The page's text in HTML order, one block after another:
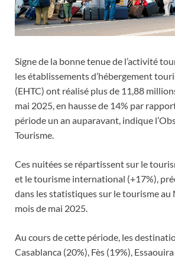
Signe de la bonne tenue de l’activité
les établissements d’hébergement
(EHTC) ont réalisé plus de 11,88
mai 2025, en hausse de 14% par
période un an auparavant, indique
Tourisme.
Ces nuitées se répartissent sur le
et le tourisme international (+17%),
dans les statistiques sur le tourisme au
mois de mai 2025.
Au cours de cette période, les
Casablanca (20%), Fès (19%),